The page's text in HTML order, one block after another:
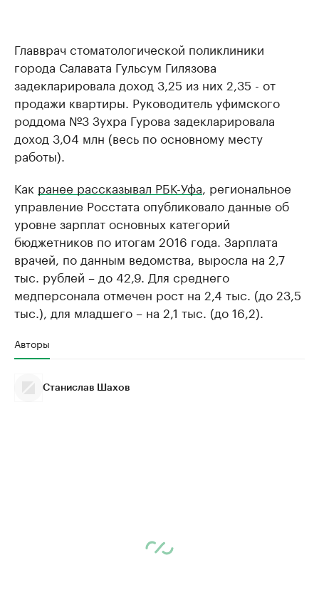
Главврач стоматологической поликлиники
города Салавата Гульсум Гилязова
задекларировала доход 3,25 из них 2,35 - от
продажи квартиры. Руководитель уфимского
роддома №3 Зухра Гурова задекларировала
доход 3,04 млн (весь по основному месту
работы).
Как ранее рассказывал РБК-Уфа, региональное
управление Росстата опубликовало данные об
уровне зарплат основных категорий
бюджетников по итогам 2016 года. Зарплата
врачей, по данным ведомства, выросла на 2,7
тыс. рублей – до 42,9. Для среднего
медперсонала отмечен рост на 2,4 тыс. (до 23,5
тыс.), для младшего – на 2,1 тыс. (до 16,2).
Авторы
Станислав Шахов